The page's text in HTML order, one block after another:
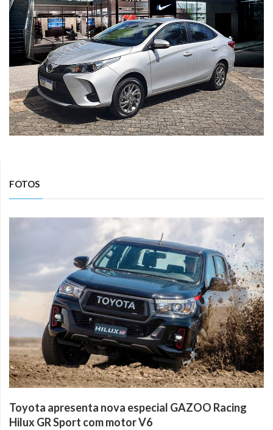
FOTOS
Toyota apresenta nova especial GAZOO Racing
Hilux GR Sport com motor V6